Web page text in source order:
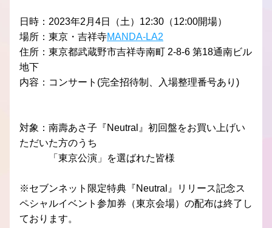
日時：2023年2月4日（土）12:30（12:00開場）
場所：東京・吉祥寺MANDA-LA2
住所：東京都武蔵野市吉祥寺南町 2-8-6 第18通南ビル
地下
内容：コンサート(完全招待制、入場整理番号あり)
対象：南壽あさ子『Neutral』初回盤をお買い上げい
ただいた方のうち
「東京公演」を選ばれた皆様
※セブンネット限定特典『Neutral』リリース記念ス
ペシャルイベント参加券（東京会場）の配布は終了し
ております。